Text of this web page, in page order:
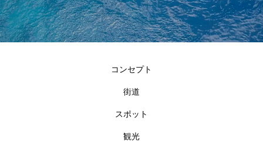
コンセプト
街道
スポット
観光